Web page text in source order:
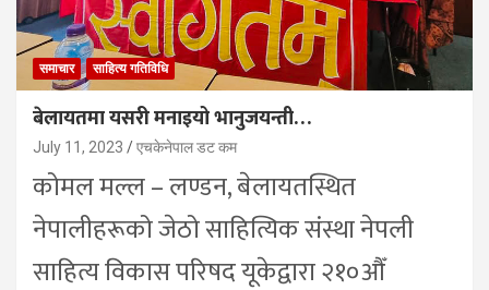
समाचार साहित्य गतिविधि
बेलायतमा यसरी मनाइयो भानुजयन्ती…
July 11, 2023 एचकेनेपाल डट कम
कोमल मल्ल – लण्डन, बेलायतस्थित
नेपालीहरूको जेठो साहित्यिक संस्था नेपली
साहित्य विकास परिषद यूकेद्वारा २१०औँ